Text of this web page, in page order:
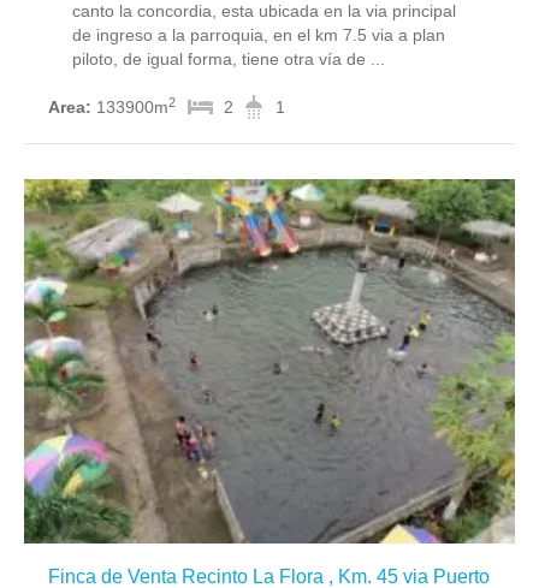
canto la concordia, esta ubicada en la via principal
de ingreso a la parroquia, en el km 7.5 via a plan
piloto, de igual forma, tiene otra vía de ...
Area: 133900m2 2 1
Finca de Venta Recinto La Flora , Km. 45 via Puerto